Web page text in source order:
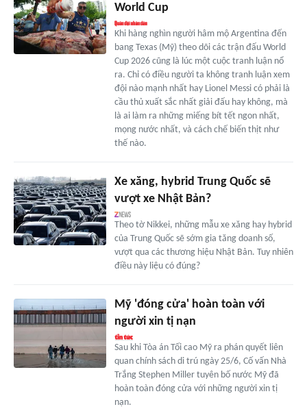
World Cup
Khi hàng nghìn người hâm mộ Argentina đến
bang Texas (Mỹ) theo dõi các trận đấu World
Cup 2026 cũng là lúc một cuộc tranh luận nổ
ra. Chỉ có điều người ta không tranh luận xem
đội nào mạnh nhất hay Lionel Messi có phải là
cầu thủ xuất sắc nhất giải đấu hay không, mà
là ai làm ra những miếng bít tết ngon nhất,
mọng nước nhất, và cách chế biến thịt như
thế nào.
Xe xăng, hybrid Trung Quốc sẽ
vượt xe Nhật Bản?
Theo tờ Nikkei, những mẫu xe xăng hay hybrid
của Trung Quốc sẽ sớm gia tăng doanh số,
vượt qua các thương hiệu Nhật Bản. Tuy nhiên
điều này liệu có đúng?
Mỹ 'đóng cửa' hoàn toàn với
người xin tị nạn
Sau khi Tòa án Tối cao Mỹ ra phán quyết liên
quan chính sách di trú ngày 25/6, Cố vấn Nhà
Trắng Stephen Miller tuyên bố nước Mỹ đã
hoàn toàn đóng cửa với những người xin tị
nạn.